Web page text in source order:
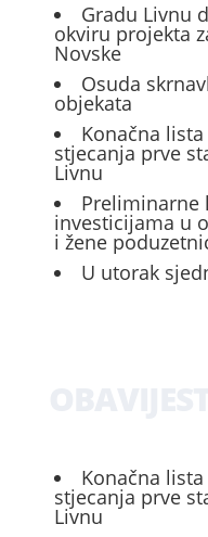
Gradu Livnu
okviru projekta
Novske
Osuda
objekata
Konačna
stjecanja prve
Livnu
Preliminarne
investicijama u
i žene
U utorak
Konačna
stjecanja prve
Livnu